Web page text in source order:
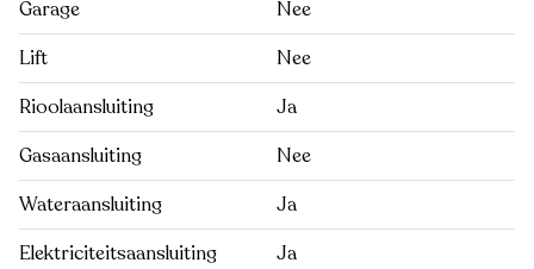
Garage
Nee
Lift
Nee
Rioolaansluiting
Ja
Gasaansluiting
Nee
Wateraansluiting
Ja
Elektriciteitsaansluiting
Ja